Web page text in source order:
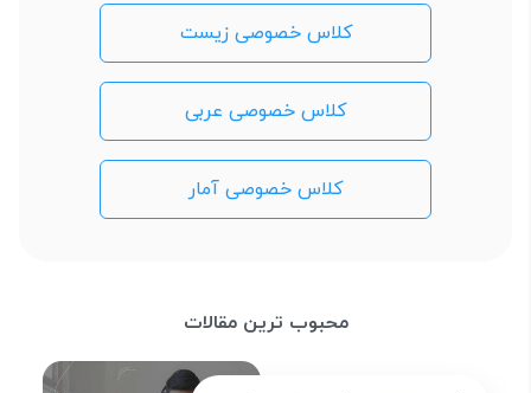
کلاس خصوصی زیست
کلاس خصوصی عربی
کلاس خصوصی آمار
محبوب ترین مقالات